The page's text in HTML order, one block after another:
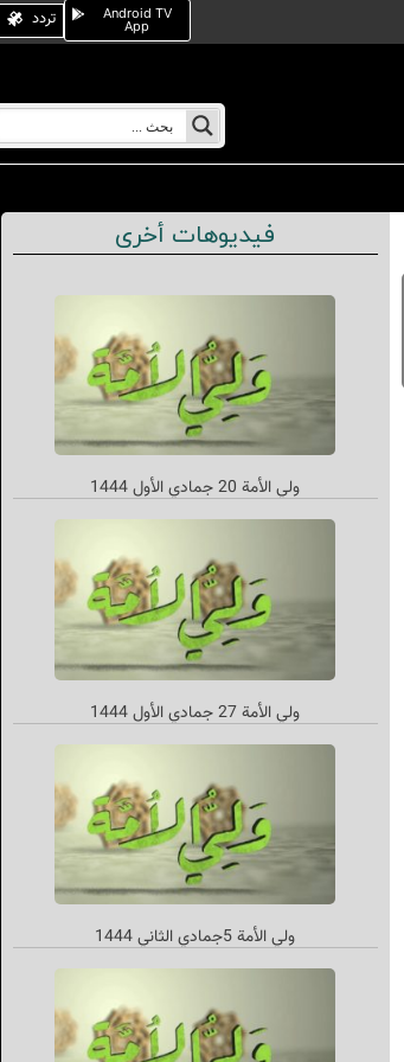
Android TV
App تردد
فيديوهات أخرى
ولي الأمة 20 جمادي الأول 1444
ولي الأمة 27 جمادي الأول 1444
ولي الأمة 5جمادي الثاني 1444